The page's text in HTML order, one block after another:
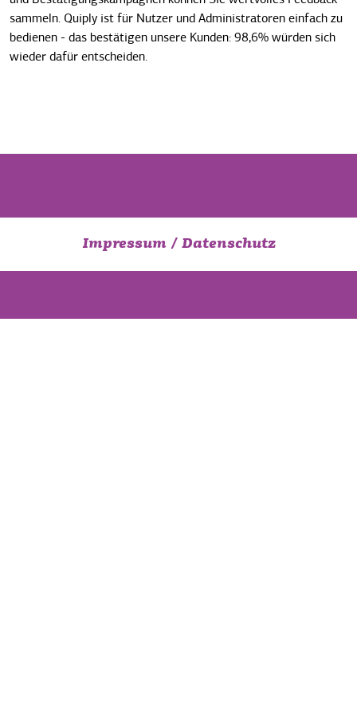
sammeln. Quiply ist für Nutzer und Administratoren einfach zu
bedienen - das bestätigen unsere Kunden: 98,6% würden sich
wieder dafür entscheiden.
Impressum/ Datenschutz